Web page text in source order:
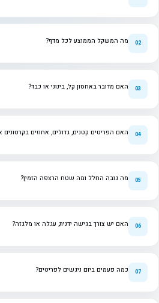
מה המשקל הממוצע לכל מדף?
האם מדובר באחסון קל, בינוני או כבד?
האם הפריטים קטנים, גדולים, אחוזים בקרטונים
מה גובה החלל ומה שטח הרצפה הזמין?
האם יש צורך בגישה ידנית, עגלה או מלגזה?
כמה פעמים ביום ניגשים לפריטים?